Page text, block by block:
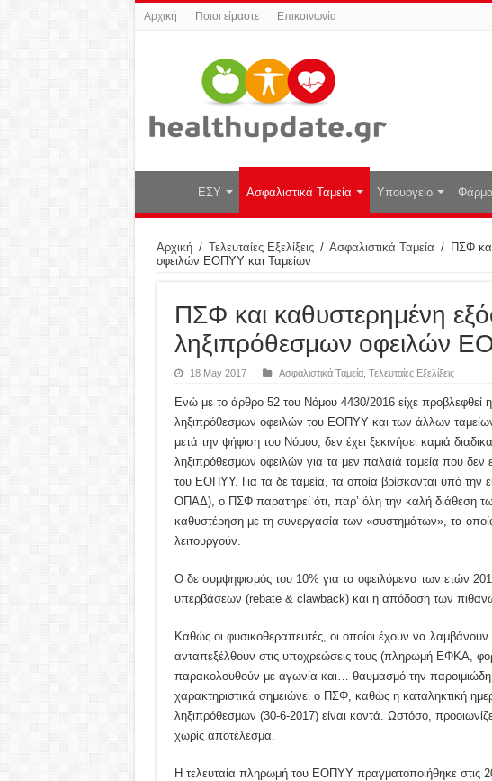
Αρχική Ποιοι είμαστε Επικοινωνία
ΕΣΥ Ασφαλιστικά Ταμεία Υπουργείο
Αρχική / Τελευταίες Εξελίξεις / Ασφαλιστικά Ταμεία /
ΠΣΦ
οφειλών ΕΟΠΥΥ και Ταμείων
ΠΣΦ και καθυστερημένη
ληξιπρόθεσμων οφειλών
18 May 2017 Ασφαλιστικά Ταμεία, Τελευταίες Εξελίξεις
Ενώ με το άρθρο 52 του Νόμου 4430/2016 είχε προβλεφθεί
ληξιπρόθεσμων οφειλών του ΕΟΠΥΥ και των άλλων
μετά την ψήφιση του Νόμου, δεν έχει ξεκινήσει καμιά
ληξιπρόθεσμων οφειλών για τα μεν παλαιά ταμεία που δεν
του ΕΟΠΥΥ. Για τα δε ταμεία, τα οποία βρίσκονται υπό
ΟΠΑΔ), ο ΠΣΦ παρατηρεί ότι, παρ’ όλη την καλή διάθεση
καθυστέρηση με τη συνεργασία των «συστημάτων», τα
λειτουργούν.
Ο δε συμψηφισμός του 10% για τα οφειλόμενα των ετών
υπερβάσεων (rebate & clawback) και η απόδοση των
Καθώς οι φυσικοθεραπευτές, οι οποίοι έχουν να
ανταπεξέλθουν στις υποχρεώσεις τους (πληρωμή ΕΦΚΑ,
παρακολουθούν με αγωνία και… θαυμασμό την
χαρακτηριστικά σημειώνει ο ΠΣΦ, καθώς η καταληκτική
ληξιπρόθεσμων (30-6-2017) είναι κοντά. Ωστόσο,
χωρίς αποτέλεσμα.
Η τελευταία πληρωμή του ΕΟΠΥΥ πραγματοποιήθηκε στις